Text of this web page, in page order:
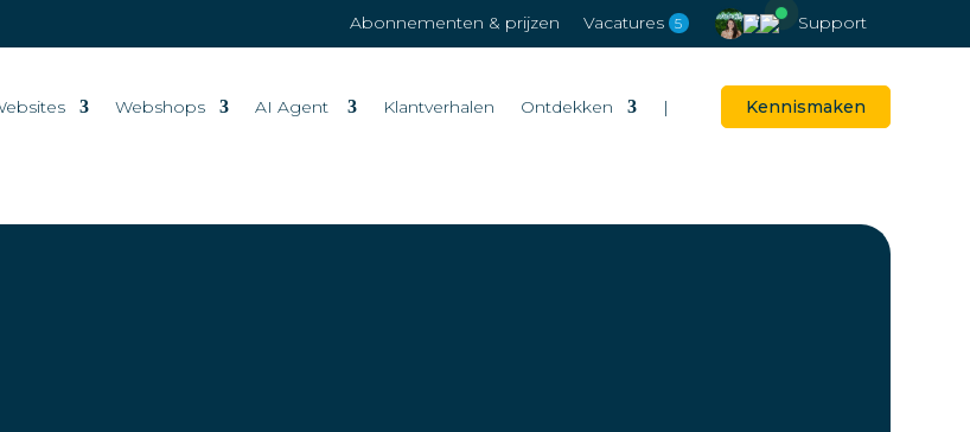
Abonnementen & prijzen Vacatures 5 Support
Webshops AI Agent Klantverhalen Ontdekken | Kennismaken